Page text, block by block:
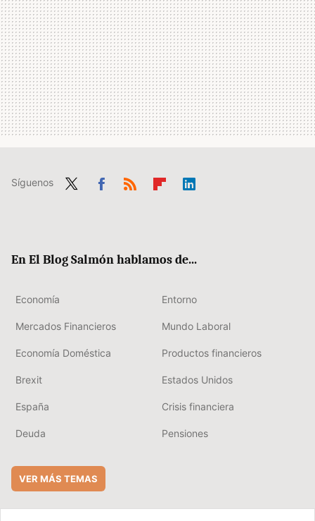
Síguenos
En El Blog Salmón hablamos de...
Economía Entorno
Mercados Financieros Mundo Laboral
Economía Doméstica Productos financieros
Brexit Estados Unidos
España Crisis financiera
Deuda Pensiones
VER MÁS TEMAS